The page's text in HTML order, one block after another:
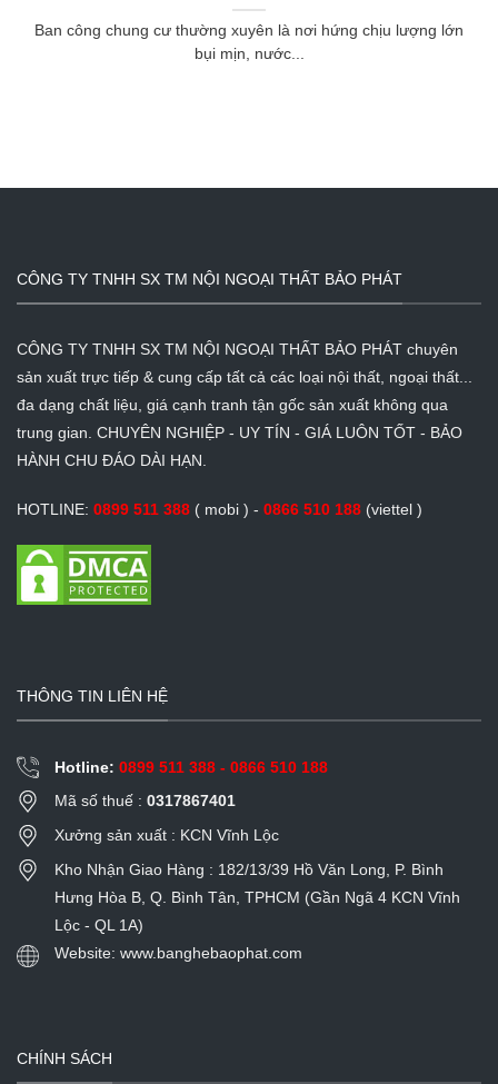
Ban công chung cư thường xuyên là nơi hứng chịu lượng lớn
bụi mịn, nước...
CÔNG TY TNHH SX TM NỘI NGOẠI THẤT BẢO PHÁT
CÔNG TY TNHH SX TM NỘI NGOẠI THẤT BẢO PHÁT chuyên
sản xuất trực tiếp & cung cấp tất cả các loại nội thất, ngoại thất...
đa dạng chất liệu, giá cạnh tranh tận gốc sản xuất không qua
trung gian. CHUYÊN NGHIỆP - UY TÍN - GIÁ LUÔN TỐT - BẢO
HÀNH CHU ĐÁO DÀI HẠN.
HOTLINE: 0899 511 388 ( mobi ) - 0866 510 188 (viettel )
THÔNG TIN LIÊN HỆ
Hotline:0899 511 388 - 0866 510 188
Mã số thuế :0317867401
Xưởng sản xuất : KCN Vĩnh Lộc
Kho Nhận Giao Hàng : 182/13/39 Hồ Văn Long, P. Bình
Hưng Hòa B, Q. Bình Tân, TPHCM (Gần Ngã 4 KCN Vĩnh
Lộc - QL 1A)
Website: www.banghebaophat.com
CHÍNH SÁCH